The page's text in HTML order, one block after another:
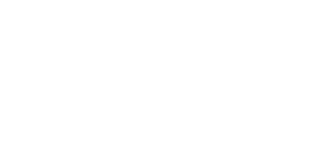
jpeg, image/png, image/bmp
1